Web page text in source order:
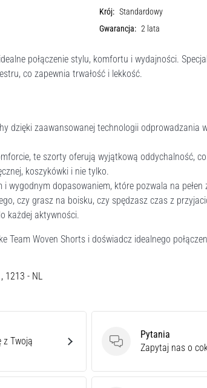
Krój: Standardowy
Gwarancja: 2 lata
połączenie stylu, komfortu i wydajności.
co zapewnia trwałość i lekkość.
dzięki zaawansowanej technologii odprowadzania
te szorty oferują wyjątkową oddychalność,
koszykówki i nie tylko.
i wygodnym dopasowaniem, które pozwala na pełen
czy grasz na boisku, czy spędzasz czas z
każdej aktywności.
Team Woven Shorts i doświadcz idealnego
1213 - NL
z Twoją
Pytania
Pytania
Zapytaj nas o